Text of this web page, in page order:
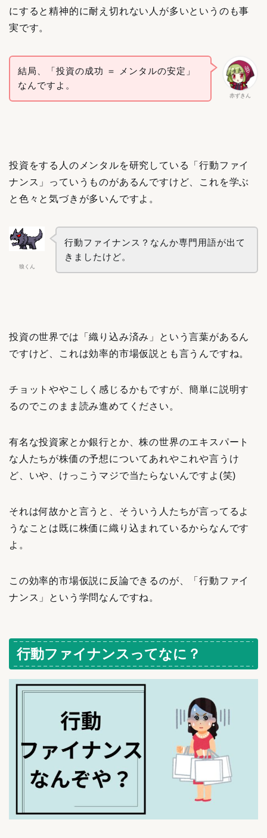
にすると精神的に耐え切れない人が多いというのも事
実です。
赤ずきん
結局、「投資の成功 ＝ メンタルの安定」
なんですよ。
投資をする人のメンタルを研究している「行動ファイ
ナンス」っていうものがあるんですけど、これを学ぶ
と色々と気づきが多いんですよ。
狼くん
行動ファイナンス？なんか専門用語が出て
きましたけど。
投資の世界では「織り込み済み」という言葉があるん
ですけど、これは効率的市場仮説とも言うんですね。
チョットややこしく感じるかもですが、簡単に説明す
るのでこのまま読み進めてください。
有名な投資家とか銀行とか、株の世界のエキスパート
な人たちが株価の予想についてあれやこれや言うけ
ど、いや、けっこうマジで当たらないんですよ(笑)
それは何故かと言うと、そういう人たちが言ってるよ
うなことは既に株価に織り込まれているからなんです
よ。
この効率的市場仮説に反論できるのが、「行動ファイ
ナンス」という学問なんですね。
行動ファイナンスってなに？